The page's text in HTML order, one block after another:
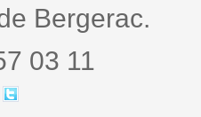
Bergerac.
03 11